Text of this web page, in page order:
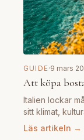
GUIDE·9 mars
Att köpa
Italien lockar
sitt klimat,
Läs artikeln →